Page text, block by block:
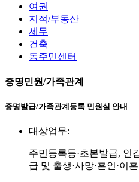
여권
지적/부동산
세무
건축
동주민센터
증명민원/가족관계
증명발급/가족관계등록 민원실 안내
대상업무:
주민등록등·초본발급, 인
급 및 출생·사망·혼인·이